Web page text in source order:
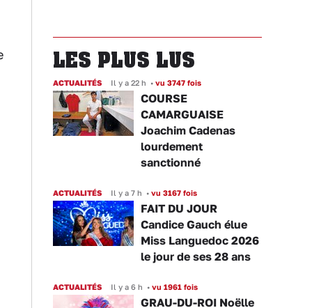
LES PLUS LUS
ACTUALITÉS Il y a 22 h • vu 3747 fois
COURSE
CAMARGUAISE
Joachim Cadenas
lourdement
sanctionné
ACTUALITÉS Il y a 7 h • vu 3167 fois
FAIT DU JOUR
Candice Gauch élue
Miss Languedoc 2026
le jour de ses 28 ans
ACTUALITÉS Il y a 6 h • vu 1961 fois
GRAU-DU-ROI Noëlle